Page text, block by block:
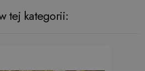
tej kategorii: